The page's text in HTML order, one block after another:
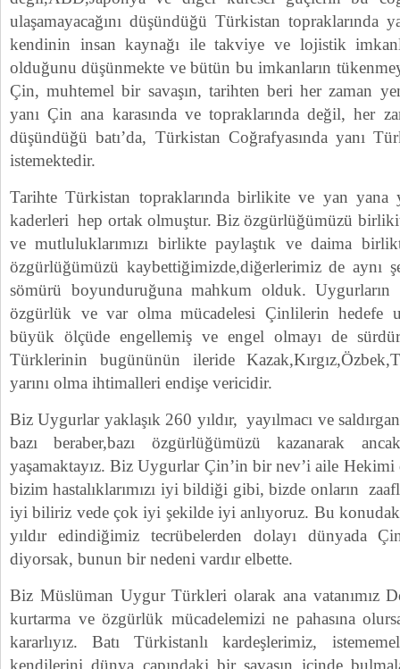
ulaşamayacağını düşündüğü Türkistan topraklarında
kendinin insan kaynağı ile takviye ve lojistik
olduğunu düşünmekte ve bütün bu imkanların
Çin, muhtemel bir savaşın, tarihten beri her zaman
yanı Çin ana karasında ve topraklarında değil, her
düşündüğü batı’da, Türkistan Coğrafyasında yanı
istemektedir.
Tarihte Türkistan topraklarında birlikite ve yan yana
kaderleri hep ortak olmuştur. Biz özgürlüğümüzü
ve mutluluklarımızı birlikte paylaştık ve daima
özgürlüğümüzü kaybettiğimizde,diğerlerimiz de aynı
sömürü boyunduruğuna mahkum olduk. Uygurların
özgürlük ve var olma mücadelesi Çinlilerin hedefe
büyük ölçüde engellemiş ve engel olmayı de
Türklerinin bugününün ileride
yarını olma ihtimalleri endişe vericidir.
Biz Uygurlar yaklaşık 260 yıldır, yayılmacı ve
bazı beraber,bazı özgürlüğümüzü kazanarak
yaşamaktayız. Biz Uygurlar Çin’in bir nev’i aile
bizim hastalıklarımızı iyi bildiği gibi, bizde onların
iyi biliriz vede çok iyi şekilde iyi anlıyoruz. Bu
yıldır edindiğimiz tecrübelerden dolayı dünyada
diyorsak, bunun bir nedeni vardır elbette.
Biz Müslüman Uygur Türkleri olarak ana vatanımız
kurtarma ve özgürlük mücadelemizi ne pahasına
kararlıyız. Batı Türkistanlı kardeşlerimiz,
kendilerini dünya çapındaki bir savaşın içinde